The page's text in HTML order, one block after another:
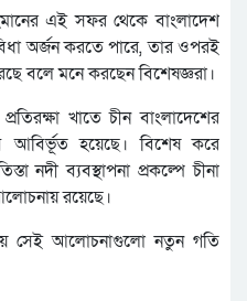
এই সফর থেকে বাংলাদেশ
অর্জন করতে পারে, তার ওপরই
বলে মনে করছেন বিশেষজ্ঞরা।
খাতে চীন বাংলাদেশের
আবির্ভূত হয়েছে। বিশেষ করে
নদী ব্যবস্থাপনা প্রকল্পে চীনা
রয়েছে।
সেই আলোচনাগুলো নতুন গতি